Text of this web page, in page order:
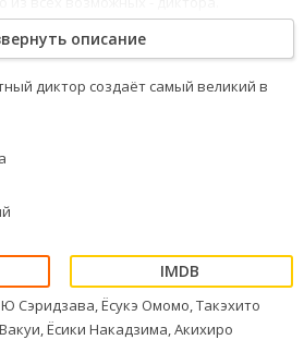
сложа руки и намеревается
в стране. Используя ораторский
под свои знамёна убийц
описание
диктор создаёт самый великий в
Сэридзава, Ёсукэ Омомо, Такэхито
Ёсики Накадзима, Акихиро